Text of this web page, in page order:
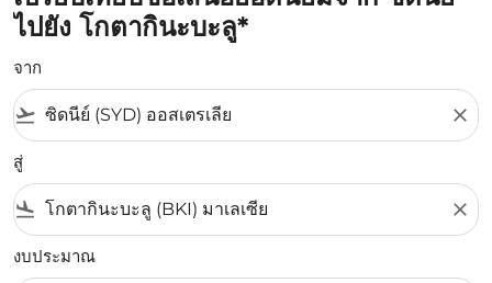
ไปยัง โกตากินะบะลู*
จาก
flight_takeoff close
สู่
flight_land close
งบประมาณ